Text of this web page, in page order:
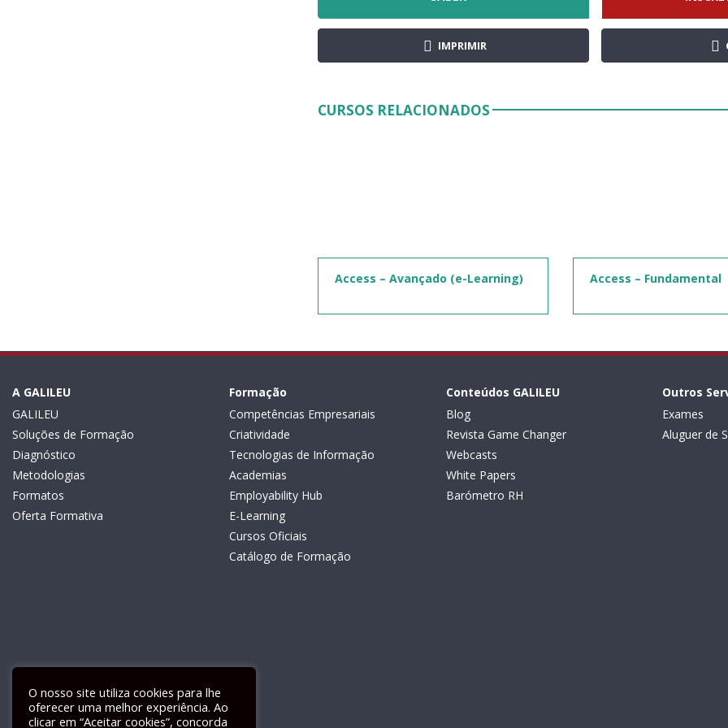
IMPRIMIR
CURSOS RELACIONADOS
Access – Avançado (e-Learning) Access – Fundamental
A GALILEU
GALILEU
Soluções de Formação
Diagnóstico
Metodologias
Formatos
Oferta Formativa
Formação
Competências Empresariais
Criatividade
Tecnologias de Informação
Academias
Employability Hub
E-Learning
Cursos Oficiais
Catálogo de Formação
Conteúdos GALILEU
Blog
Revista Game Changer
Webcasts
White Papers
Barómetro RH
Outros
Exames
Aluguer de
O nosso site utiliza cookies para lhe
oferecer uma melhor experiência. Ao
clicar em “Aceitar cookies”, concorda